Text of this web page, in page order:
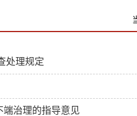
处理规定
治理的指导意见